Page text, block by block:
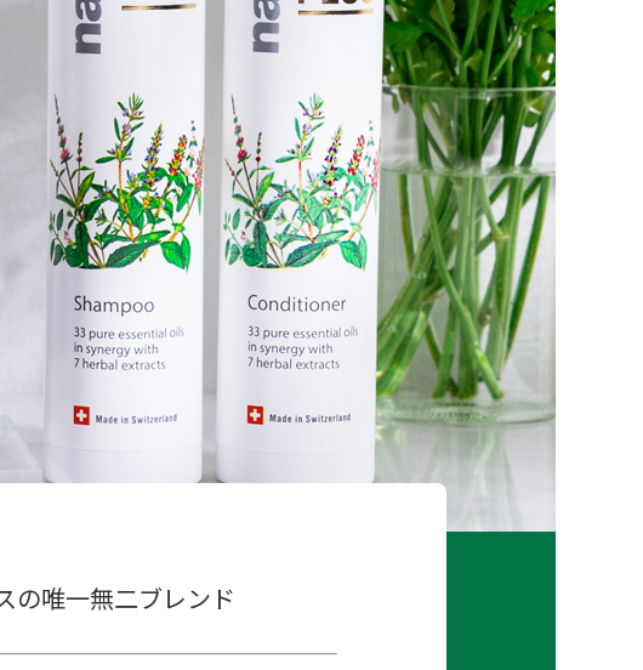
の唯一無二ブレンド